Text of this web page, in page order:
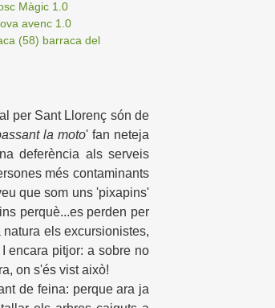
Màgic 1.0
avenc 1.0
(58) barraca del
per Sant Llorenç són de
la moto' fan neteja
deferència als serveis
més contaminants
que som uns 'pixapins'
perquè...es perden per
els excursionistes,
encara pitjor: a sobre no
on s'és vist això!
de feina: perque ara ja